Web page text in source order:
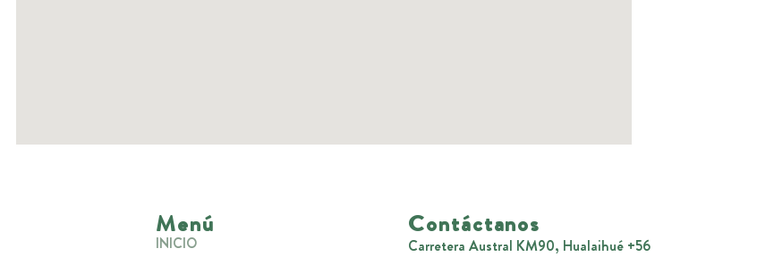
Menú
INICIO
Contáctanos
Carretera Austral KM90, Hualaihué +56